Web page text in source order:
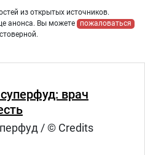
из открытых источников.
анонса. Вы можете
пожаловаться
врач
/ © Credits